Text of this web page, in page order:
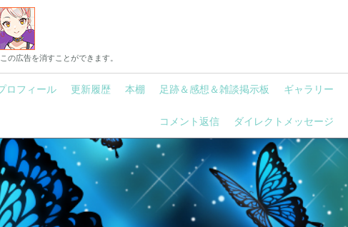
の広告を消すことができます。
ロフィール 更新履歴 本棚 足跡＆感想＆雑談掲示板 ギャラリー
コメント返信 ダイレクトメッセージ